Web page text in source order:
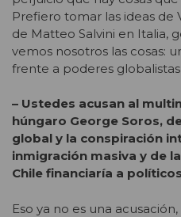
Prefiero tomar las ideas de
de Matteo Salvini en Italia,
vemos nosotros las cosas:
frente a poderes
– Ustedes acusan al
húngaro George Soros,
global y la conspiración
inmigración masiva y de
Chile financiaría a
Eso ya no es una